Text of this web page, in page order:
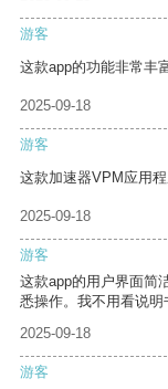
游客
这款app的功能非常丰
2025-09-18
游客
这款加速器VPM应用
2025-09-18
游客
这款app的用户界面简
悉操作。我不用看说明
2025-09-18
游客